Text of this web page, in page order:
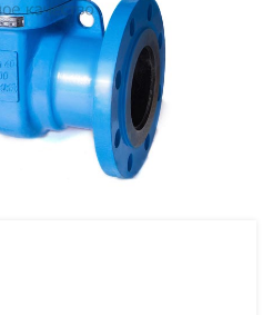
может отличаться
на странице!